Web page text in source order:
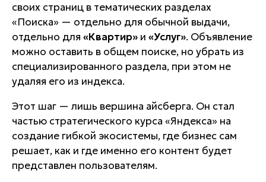
своих страниц в тематических разделах
«Поиска» — отдельно для обычной выдачи,
отдельно для «Квартир» и «Услуг». Объявление
можно оставить в общем поиске, но убрать из
специализированного раздела, при этом не
удаляя его из индекса.
Этот шаг — лишь вершина айсберга. Он стал
частью стратегического курса «Яндекса» на
создание гибкой экосистемы, где бизнес сам
решает, как и где именно его контент будет
представлен пользователям.